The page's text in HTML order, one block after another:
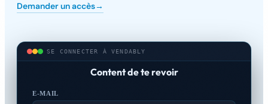
Demander un accès→
SE CONNECTER À VENDABLY
Content de te revoir
E-MAIL